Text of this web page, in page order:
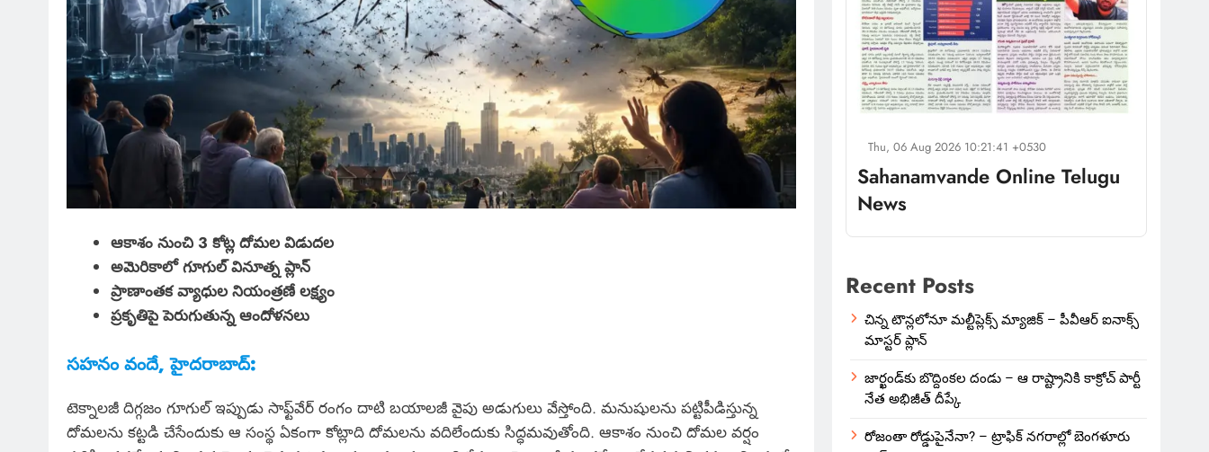
ఆకాశం నుంచి 3 కోట్ల దోమల విడుదల
అమెరికాలో గూగుల్ వినూత్న ప్లాన్
ప్రాణాంతక వ్యాధుల నియంత్రణే లక్ష్యం
ప్రకృతిపై పెరుగుతున్న ఆందోళనలు
సహనం వందే, హైదరాబాద్:
టెక్నాలజీ దిగ్గజం గూగుల్ ఇప్పుడు సాఫ్ట్‌వేర్ రంగం దాటి బయాలజీ వైపు అడుగులు వేస్తోంది. మనుషులను పట్టిపీడిస్తున్న
దోమలను కట్టడి చేసేందుకు ఆ సంస్థ ఏకంగా కోట్లాది దోమలను వదిలేందుకు సిద్ధమవుతోంది. ఆకాశం నుంచి దోమల వర్షం
Thu, 06 Aug 2026 10:21:41 +0530
Sahanamvande Online Telugu
News
Recent Posts
చిన్న టౌన్లలోనూ మల్టీప్లెక్స్‌ మ్యాజిక్ – పీవీఆర్ ఐనాక్స్
మాస్టర్ ప్లాన్
జార్ఖండ్‌కు బొద్దింకల దండు – ఆ రాష్ట్రానికి కాక్రోచ్ పార్టీ
నేత అభిజీత్ దీప్కే
రోజంతా రోడ్డుపైనేనా? – ట్రాఫిక్ నగరాల్లో బెంగళూరు